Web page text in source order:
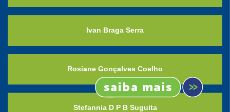
Ivan Braga Serra
Rosiane Gonçalves Coelho
Stefannia D P B Suguita